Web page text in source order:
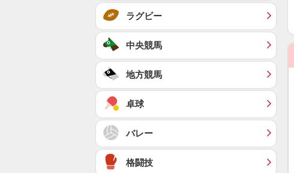
ラグビー
中央競馬
地方競馬
卓球
バレー
格闘技